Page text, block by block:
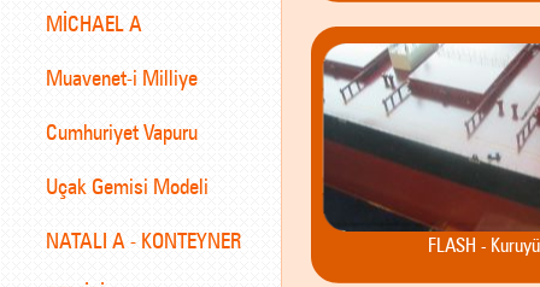
MİCHAEL A
Muavenet-i Milliye
Cumhuriyet Vapuru
Uçak Gemisi Modeli
NATALI A - KONTEYNER FLASH -